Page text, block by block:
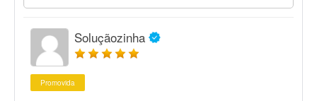
Soluçãozinha
Promovida